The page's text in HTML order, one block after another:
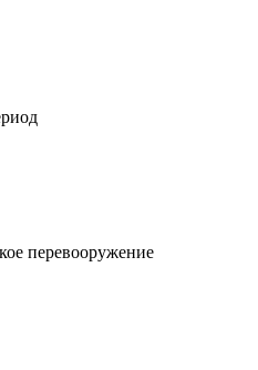
перевооружение